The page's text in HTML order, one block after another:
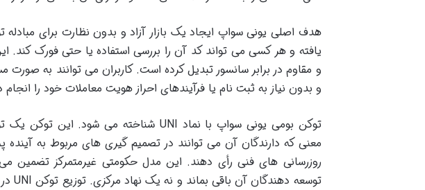
هدف اصلی یونی سواپ ایجاد یک بازار آزاد و بدون نظارت برای
یافته و هر کسی می تواند کد آن را بررسی استفاده یا حتی فورک کند.
و مقاوم در برابر سانسور تبدیل کرده است. کاربران می توانند به
و بدون نیاز به ثبت نام یا فرآیندهای احراز هویت معاملات خود را انجام
معنی که دارندگان آن می توانند در تصمیم گیری های مربوط به آینده
روزرسانی های فنی رأی دهند. این مدل حکومتی غیرمتمرکز تضمین